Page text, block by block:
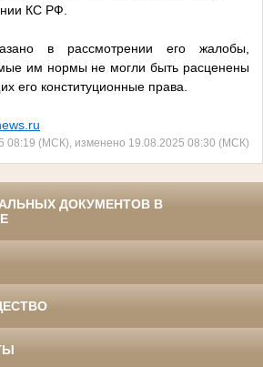
КС РФ.
в рассмотрении его жалобы,
им нормы не могли быть расценены
его конституционные права.
08:19 (МСК), изменено 19.08.2025 08:30 (МСК)
ДОКУМЕНТОВ В